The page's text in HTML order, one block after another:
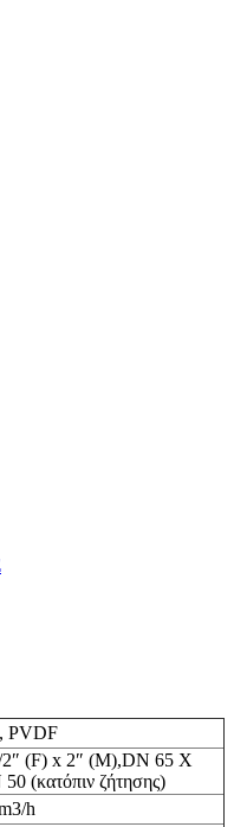
PVDF
2″ (F) x 2″ (M),DN 65 X
(κατόπιν ζήτησης)
h